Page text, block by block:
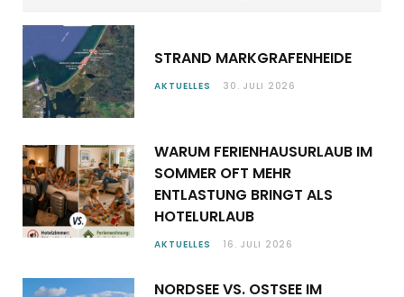
STRAND MARKGRAFENHEIDE
AKTUELLES 30. JULI 2026
WARUM FERIENHAUSURLAUB IM
SOMMER OFT MEHR
ENTLASTUNG BRINGT ALS
HOTELURLAUB
AKTUELLES 16. JULI 2026
NORDSEE VS. OSTSEE IM